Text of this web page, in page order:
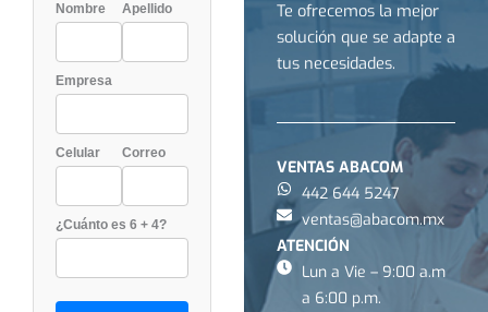
Nombre Apellido
Empresa
Celular Correo
¿Cuánto es 6 + 4?
Te ofrecemos la mejor
solución que se adapte a
tus necesidades.
VENTAS ABACOM
442 644 5247
ventas@abacom.mx
ATENCIÓN
Lun a Vie – 9:00 a.m
a 6:00 p.m.